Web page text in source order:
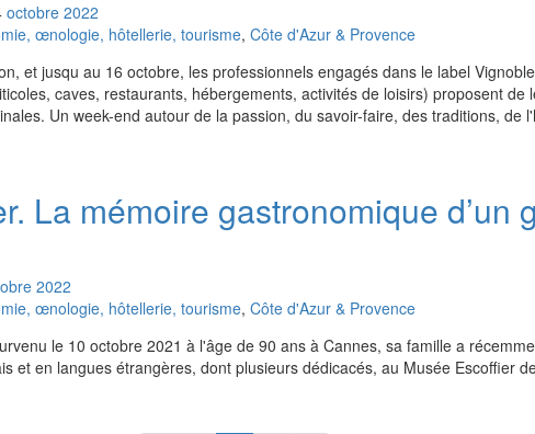
octobre 2022
œnologie, hôtellerie, tourisme, Côte d'Azur & Provence
et jusqu au 16 octobre, les professionnels engagés dans le label
caves, restaurants, hébergements, activités de loisirs) proposent de
Un week-end autour de la passion, du savoir-faire, des traditions, de
La mémoire gastronomique d’un
obre 2022
œnologie, hôtellerie, tourisme, Côte d'Azur & Provence
le 10 octobre 2021 à l'âge de 90 ans à Cannes, sa famille a
et en langues étrangères, dont plusieurs dédicacés, au Musée Escoffier